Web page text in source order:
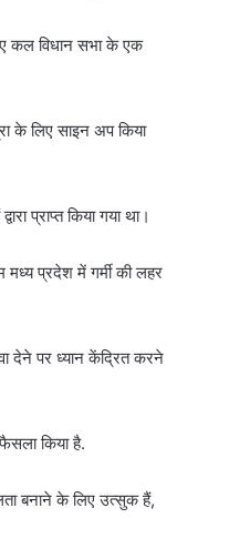
कल विधान सभा के एक
के लिए साइन अप किया
प्राप्त किया गया था।
मध्य प्रदेश में गर्मी की लहर
देने पर ध्यान केंद्रित करने
किया है.
बनाने के लिए उत्सुक हैं,